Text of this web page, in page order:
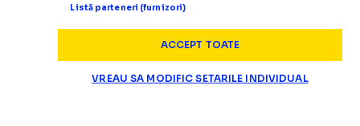
Listă parteneri (furnizori)
ACCEPT TOATE
VREAU SA MODIFIC SETARILE INDIVIDUAL